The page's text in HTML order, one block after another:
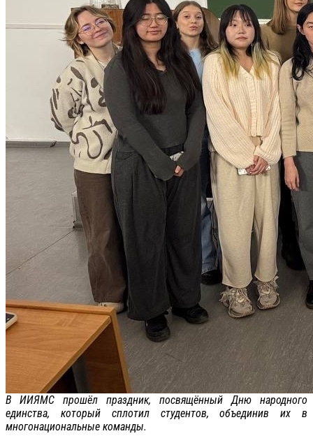
В ИИЯМС прошёл праздник, посвящённый Дню народного
единства, который сплотил студентов, объединив их в
многонациональные команды.